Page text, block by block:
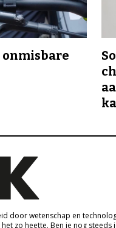
onmisbare
door wetenschap en
zo heette. Ben je nog steeds